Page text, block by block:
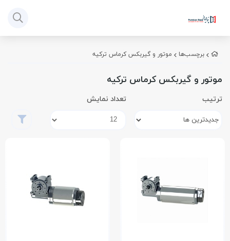
برچسب‌ها موتور و گیربکس کرماس ترکیه
موتور و گیربکس کرماس ترکیه
ترتیب تعداد نمایش